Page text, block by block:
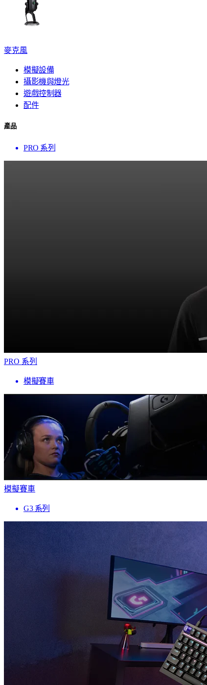
麥克風
模擬設備
攝影機與燈光
遊戲控制器
配件
產品
PRO 系列
PRO 系列
模擬賽車
模擬賽車
G3 系列